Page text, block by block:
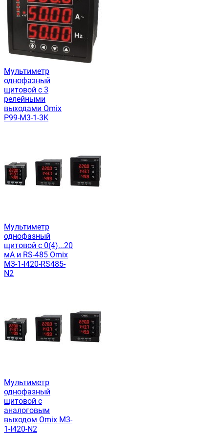
Мультиметр
однофазный
щитовой с 3
релейными
выходами Omix
P99-M3-1-3K
Мультиметр
однофазный
щитовой c 0(4)...20
мА и RS-485 Omix
M3-1-I420-RS485-
N2
Мультиметр
однофазный
щитовой с
аналоговым
выходом Omix M3-
1-I420-N2